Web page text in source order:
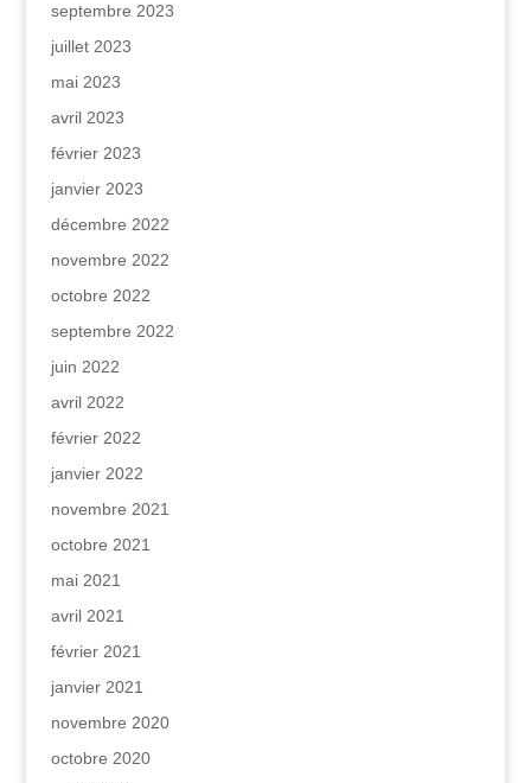
septembre 2023
juillet 2023
mai 2023
avril 2023
février 2023
janvier 2023
décembre 2022
novembre 2022
octobre 2022
septembre 2022
juin 2022
avril 2022
février 2022
janvier 2022
novembre 2021
octobre 2021
mai 2021
avril 2021
février 2021
janvier 2021
novembre 2020
octobre 2020